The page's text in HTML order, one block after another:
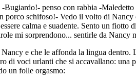
Bugiardo!- penso con rabbia -
porco schifoso!- Vedo il volto di
calma e suadente. Sento un
mi sorprendono... sentirle da
e che le affonda la lingua
di voci urlanti che si accavallano:
un folle orgasmo: